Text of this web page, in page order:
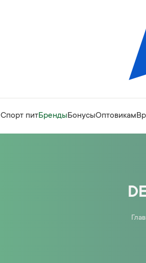
Спорт питБрендыБонусыОптовикам